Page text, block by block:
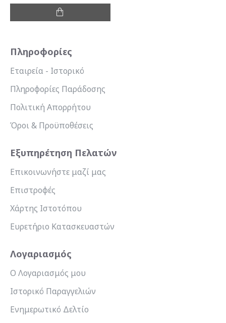
Πληροφορίες
Εταιρεία - Ιστορικό
Πληροφορίες Παράδοσης
Πολιτική Απορρήτου
Όροι & Προϋποθέσεις
Εξυπηρέτηση Πελατών
Επικοινωνήστε μαζί μας
Επιστροφές
Χάρτης Ιστοτόπου
Ευρετήριο Κατασκευαστών
Λογαριασμός
Ο Λογαριασμός μου
Ιστορικό Παραγγελιών
Ενημερωτικό Δελτίο